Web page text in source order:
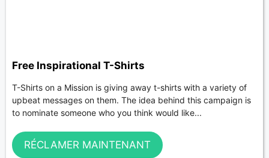
Free Inspirational T-Shirts
T-Shirts on a Mission is giving away t-shirts with a variety of
upbeat messages on them. The idea behind this campaign is
to nominate someone who you think would like...
RÉCLAMER MAINTENANT